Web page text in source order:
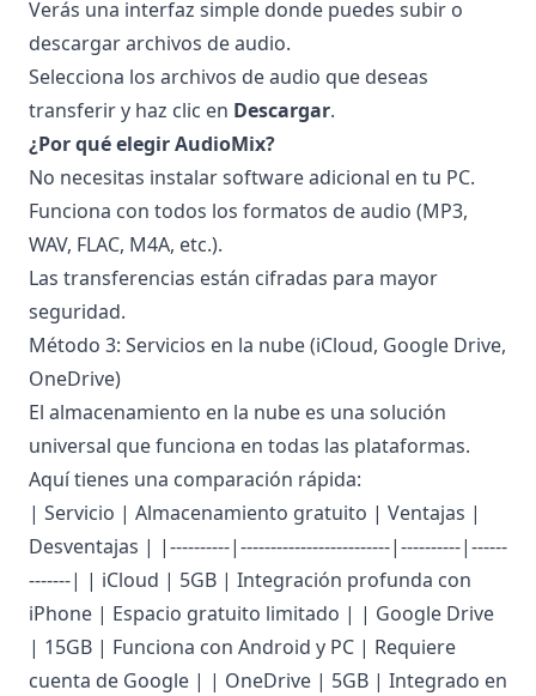
Verás una interfaz simple donde puedes subir o
descargar archivos de audio.
Selecciona los archivos de audio que deseas
transferir y haz clic en Descargar.
¿Por qué elegir AudioMix?
No necesitas instalar software adicional en tu PC.
Funciona con todos los formatos de audio (MP3,
WAV, FLAC, M4A, etc.).
Las transferencias están cifradas para mayor
seguridad.
Método 3: Servicios en la nube (iCloud, Google Drive,
OneDrive)
El almacenamiento en la nube es una solución
universal que funciona en todas las plataformas.
Aquí tienes una comparación rápida:
| Servicio | Almacenamiento gratuito | Ventajas |
Desventajas | |----------|-------------------------|----------|------
-------| | iCloud | 5GB | Integración profunda con
iPhone | Espacio gratuito limitado | | Google Drive
| 15GB | Funciona con Android y PC | Requiere
cuenta de Google | | OneDrive | 5GB | Integrado en